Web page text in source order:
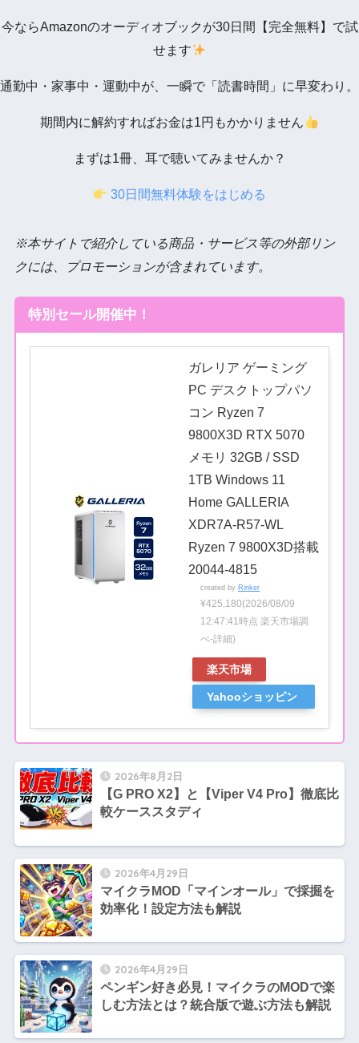
今ならAmazonのオーディオブックが30日間【完全無料】で試
せます
通勤中・家事中・運動中が、一瞬で「読書時間」に早変わり。
期間内に解約すればお金は1円もかかりません
まずは1冊、耳で聴いてみませんか？
30日間無料体験をはじめる
※本サイトで紹介している商品・サービス等の外部リン
クには、プロモーションが含まれています。
特別セール開催中！
ガレリア ゲーミング
PC デスクトップパソ
コン Ryzen 7
9800X3D RTX 5070
メモリ 32GB / SSD
1TB Windows 11
Home GALLERIA
XDR7A-R57-WL
Ryzen 7 9800X3D搭載
20044-4815
created by Rinker
¥425,180(2026/08/09
12:47:41時点 楽天市場調
べ-詳細)
楽天市場
Yahooショッピン
2026年8月2日
【G PRO X2】と【Viper V4 Pro】徹底比
較ケーススタディ
2026年4月29日
マイクラMOD「マインオール」で採掘を
効率化！設定方法も解説
2026年4月29日
ペンギン好き必見！マイクラのMODで楽
しむ方法とは？統合版で遊ぶ方法も解説